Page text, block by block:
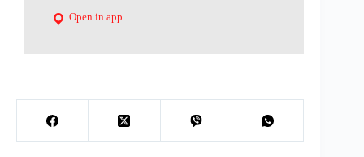
Open in app